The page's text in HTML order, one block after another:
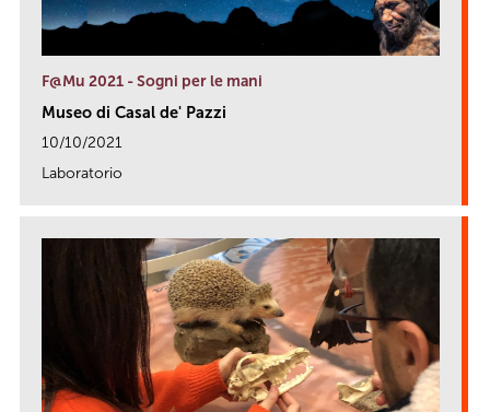
F@Mu 2021 - Sogni per le mani
Museo di Casal de' Pazzi
10/10/2021
Laboratorio